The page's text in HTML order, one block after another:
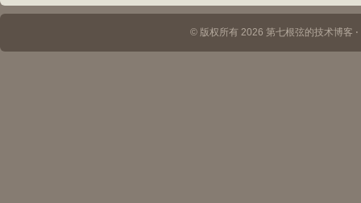
© 版权所有 2026 第七根弦的技术博客